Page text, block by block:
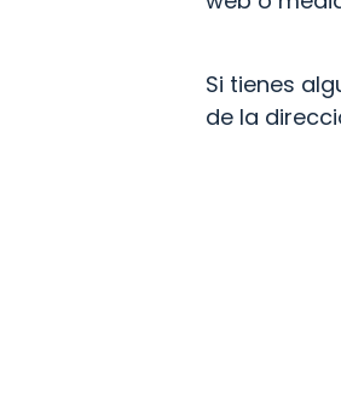
Si tienes
de la